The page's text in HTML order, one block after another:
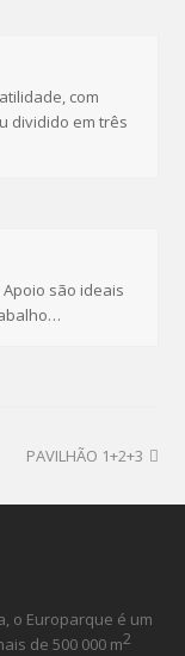
com
dividido em três
são ideais
PAVILHÃO 1+2+3
o Europarque é um
de 500 000 m2